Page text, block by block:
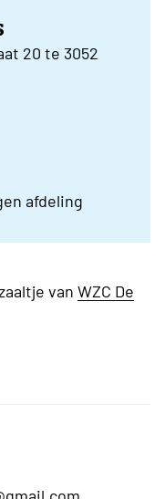
20 te 3052
afdeling
van WZC De